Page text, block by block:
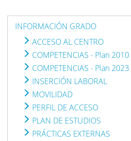
INFORMACIÓN GRADO
ACCESO AL CENTRO
COMPETENCIAS - Plan 2010
COMPETENCIAS - Plan 2023
INSERCIÓN LABORAL
MOVILIDAD
PERFIL DE ACCESO
PLAN DE ESTUDIOS
PRÁCTICAS EXTERNAS